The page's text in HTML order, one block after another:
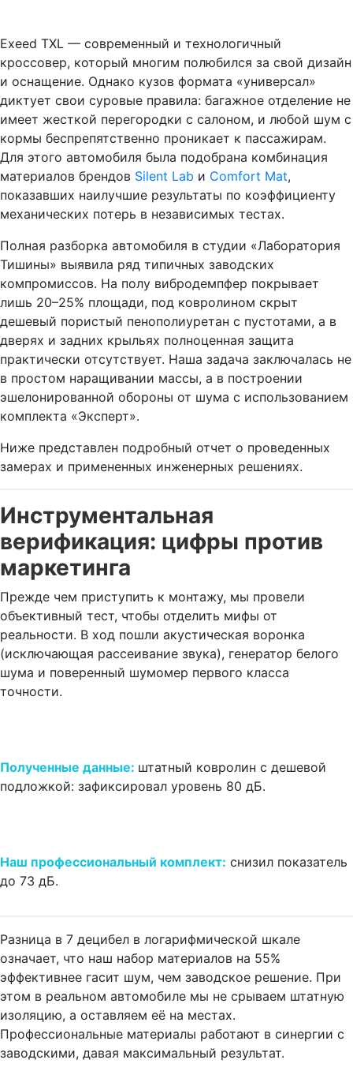
Exeed TXL — современный и технологичный
кроссовер, который многим полюбился за свой дизайн
и оснащение. Однако кузов формата «универсал»
диктует свои суровые правила: багажное отделение не
имеет жесткой перегородки с салоном, и любой шум с
кормы беспрепятственно проникает к пассажирам.
Для этого автомобиля была подобрана комбинация
материалов брендов Silent Lab и Comfort Mat,
показавших наилучшие результаты по коэффициенту
механических потерь в независимых тестах.
Полная разборка автомобиля в студии «Лаборатория
Тишины» выявила ряд типичных заводских
компромиссов. На полу вибродемпфер покрывает
лишь 20–25% площади, под ковролином скрыт
дешевый пористый пенополиуретан с пустотами, а в
дверях и задних крыльях полноценная защита
практически отсутствует. Наша задача заключалась не
в простом наращивании массы, а в построении
эшелонированной обороны от шума с использованием
комплекта «Эксперт».
Ниже представлен подробный отчет о проведенных
замерах и примененных инженерных решениях.
Инструментальная
верификация: цифры против
маркетинга
Прежде чем приступить к монтажу, мы провели
объективный тест, чтобы отделить мифы от
реальности. В ход пошли акустическая воронка
(исключающая рассеивание звука), генератор белого
шума и поверенный шумомер первого класса
точности.
Полученные данные: штатный ковролин с дешевой
подложкой: зафиксировал уровень 80 дБ.
Наш профессиональный комплект: снизил показатель
до 73 дБ.
Разница в 7 децибел в логарифмической шкале
означает, что наш набор материалов на 55%
эффективнее гасит шум, чем заводское решение. При
этом в реальном автомобиле мы не срываем штатную
изоляцию, а оставляем её на местах.
Профессиональные материалы работают в синергии с
заводскими, давая максимальный результат.